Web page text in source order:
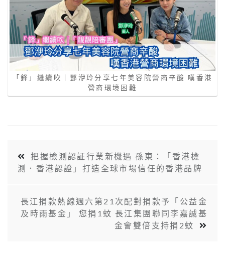
「鋒」繼續吹｜鄧洢玲分享七年美容院營商辛酸 嘆香港
營商環境困難
把握檢測認証行業新機遇 孫東：「香港檢
測．香港認證」打造全球市場信任的香港品牌
長江捐款熱線週六第21次配對捐款予「公益金
及時雨基金」 您捐1蚊 長江集團聯同李嘉誠基
金會雙倍支持捐2蚊